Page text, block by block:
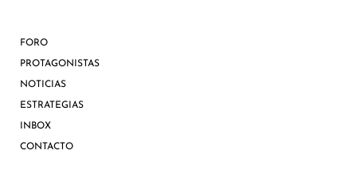
FORO
PROTAGONISTAS
NOTICIAS
ESTRATEGIAS
INBOX
CONTACTO